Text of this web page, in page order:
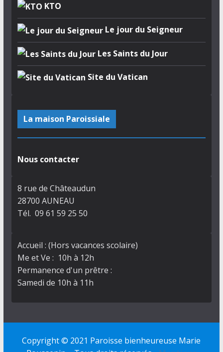
KTO
Le jour du Seigneur
Les Saints du Jour
Site du Vatican
La maison Paroissiale
Nous contacter
8 rue de Châteaudun
28700 AUNEAU
Tél. 09 61 59 25 50
Accueil : (Hors vacances scolaire)
Me et Ve : 10h à 12h
Permanence d'un prêtre :
Samedi de 10h à 11h
Copyright © 2021 Paroisse bienheureuse Marie